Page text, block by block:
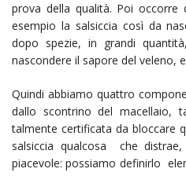
prova della qualità. Poi occorre
esempio la salsiccia così da
dopo spezie, in grandi
nascondere il sapore del veleno,
Quindi abbiamo quattro
dallo scontrino del macellaio,
talmente certificata da bloccare
salsiccia qualcosa che
piacevole: possiamo definirlo